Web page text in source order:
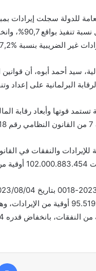
%17,2 والإيرادات الضريبية بنسبة %2,5.
سيد أحمد أبوه، أن
البرلمانية على إعداد
قوتها وأبعاد رقابة